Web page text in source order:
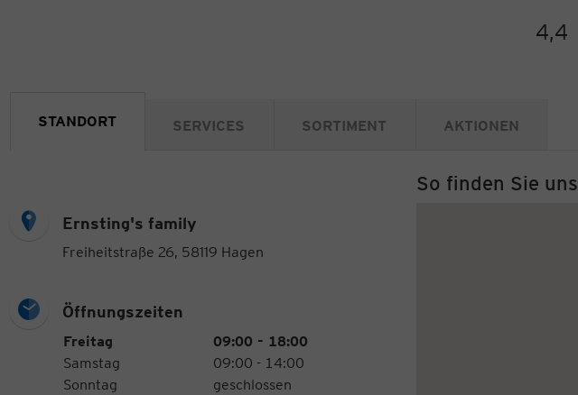
4,4
STANDORT SERVICES SORTIMENT AKTIONEN
Ernsting's family
Freiheitstraße 26, 58119 Hagen
Öffnungszeiten
Öffnungszeiten
Wochentag
Freitag
09:00 - 18:00
Samstag
09:00 - 14:00
Sonntag
geschlossen
So finden Sie uns